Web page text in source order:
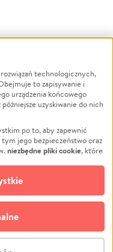
Powódź
Wichura
NGO
Edukacja
Podróż
Impreza
Ochrona środowiska
Biznes
O.O.
technologicznych,
to zapisywanie i
urządzenia końcowego
uzyskiwanie do nich
po to, aby zapewnić
tym jego bezpieczeństwo oraz
niezbędne pliki cookie, które
Możesz wyrazić
momencie masz
„Zarządzaj zgodami cookie”,
Opcjonalne pliki